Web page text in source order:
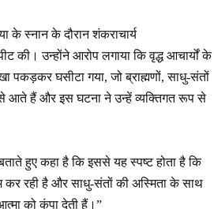
के स्नान के दौरान शंकराचार्य
की। उन्होंने आरोप लगाया कि वृद्ध आचार्यों के
पकड़कर घसीटा गया, जो ब्राह्मणों, साधु-संतों
से आते हैं और इस घटना ने उन्हें व्यक्तिगत रूप से
हुए कहा है कि इससे यह स्पष्ट होता है कि
कर रही है और साधु-संतों की अस्मिता के साथ
को कंपा देती हैं।”